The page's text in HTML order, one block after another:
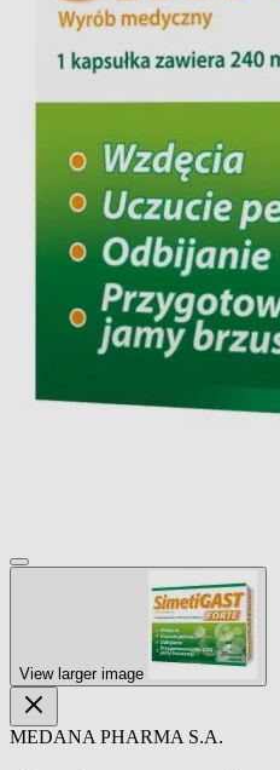
View larger image
MEDANA PHARMA S.A.